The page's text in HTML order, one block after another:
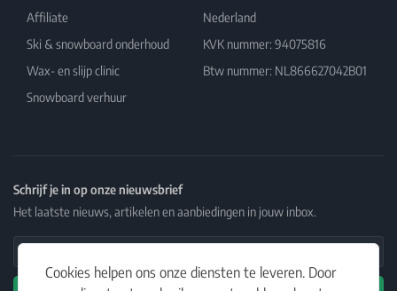
Cookies helpen ons onze diensten te leveren. Door
Affiliate
Ski & snowboard onderhoud
Wax- en slijp clinic
Snowboard verhuur
Nederland
KVK nummer: 94075816
Btw nummer: NL866627042B01
Schrijf je in op onze nieuwsbrief
Het laatste nieuws, artikelen en aanbiedingen in jouw inbox.
Email Address